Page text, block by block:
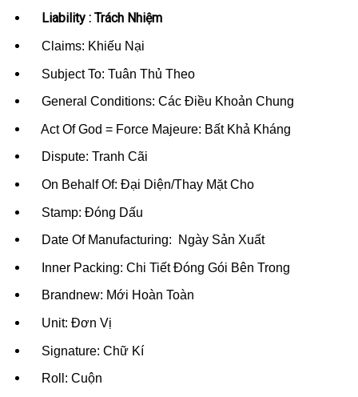
Liability : Trách Nhiệm
Claims: Khiếu Nại
Subject To: Tuân Thủ Theo
General Conditions: Các Điều Khoản Chung
Act Of God = Force Majeure: Bất Khả Kháng
Dispute: Tranh Cãi
On Behalf Of: Đại Diện/Thay Mặt Cho
Stamp: Đóng Dấu
Date Of Manufacturing: Ngày Sản Xuất
Inner Packing: Chi Tiết Đóng Gói Bên Trong
Brandnew: Mới Hoàn Toàn
Unit: Đơn Vị
Signature: Chữ Kí
Roll: Cuộn